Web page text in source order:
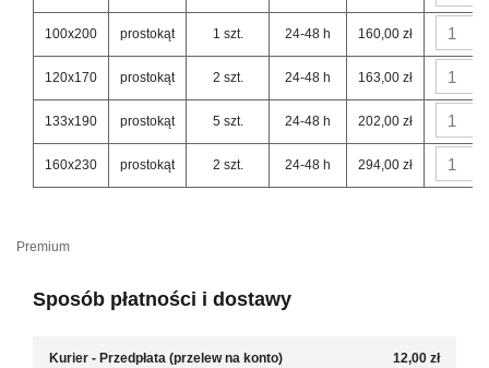
100x200 prostokąt 1 szt. 24-48 h 160,00 zł
120x170 prostokąt 2 szt. 24-48 h 163,00 zł
133x190 prostokąt 5 szt. 24-48 h 202,00 zł
160x230 prostokąt 2 szt. 24-48 h 294,00 zł
Premium
Sposób płatności i dostawy
Kurier - Przedpłata (przelew na konto) 12,00 zł